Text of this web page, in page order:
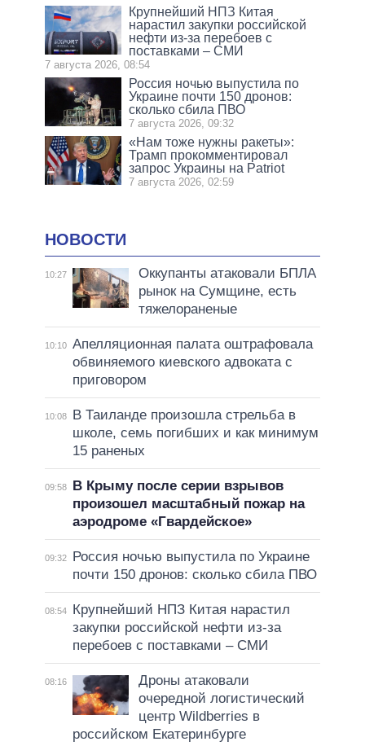
Крупнейший НПЗ Китая
нарастил закупки российской
нефти из-за перебоев с
поставками – СМИ
7 августа 2026, 08:54
Россия ночью выпустила по
Украине почти 150 дронов:
сколько сбила ПВО
7 августа 2026, 09:32
«Нам тоже нужны ракеты»:
Трамп прокомментировал
запрос Украины на Patriot
7 августа 2026, 02:59
НОВОСТИ
10:27
Оккупанты атаковали БПЛА
рынок на Сумщине, есть
тяжелораненые
10:10 Апелляционная палата оштрафовала
обвиняемого киевского адвоката с
приговором
10:08
В Таиланде произошла стрельба в
школе, семь погибших и как минимум
15 раненых
09:58
В Крыму после серии взрывов
произошел масштабный пожар на
аэродроме «Гвардейское»
09:32
Россия ночью выпустила по Украине
почти 150 дронов: сколько сбила ПВО
08:54
Крупнейший НПЗ Китая нарастил
закупки российской нефти из-за
перебоев с поставками – СМИ
08:16
Дроны атаковали
очередной логистический
центр Wildberries в
российском Екатеринбурге